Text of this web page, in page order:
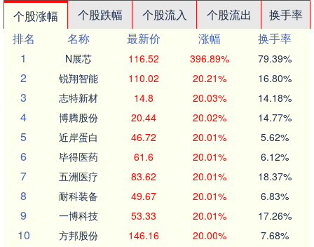
个股涨幅 个股跌幅 个股流入 个股流出
换手率
排名
名称 最新价 涨幅
换手率
1
N展芯 116.52 396.89% 79.39%
2 锐翔智能 110.02 20.21% 16.80%
3 志特新材 14.8 20.03% 14.18%
4 博腾股份 20.44 20.02% 14.77%
5 近岸蛋白 46.72 20.01% 5.62%
6 毕得医药 61.6 20.01% 6.12%
7 五洲医疗 83.62 20.01% 18.37%
8 耐科装备 49.67 20.01% 6.83%
9 一博科技 53.33 20.01% 17.26%
10 方邦股份 146.16 20.00% 7.68%